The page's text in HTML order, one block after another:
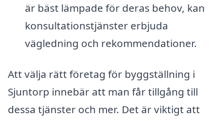
är bäst lämpade för deras behov, kan
konsultationstjänster erbjuda
vägledning och rekommendationer.
Att välja rätt företag för byggställning i
Sjuntorp innebär att man får tillgång till
dessa tjänster och mer. Det är viktigt att